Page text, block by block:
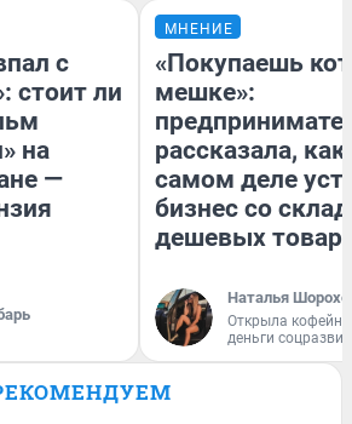
с
стоит ли
на
—
МНЕНИЕ
«Покупаешь
мешке»:
рассказала, как
самом деле
бизнес со
дешевых
Наталья
Открыла
деньги